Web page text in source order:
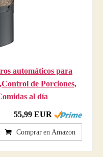
automáticos para
de Porciones,
al día
55,99 EUR
Comprar en Amazon